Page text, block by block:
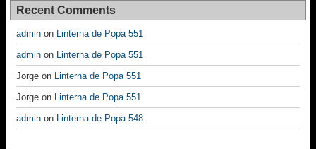
Recent Comments
admin on Linterna de Popa 551
admin on Linterna de Popa 551
Jorge on Linterna de Popa 551
Jorge on Linterna de Popa 551
admin on Linterna de Popa 548